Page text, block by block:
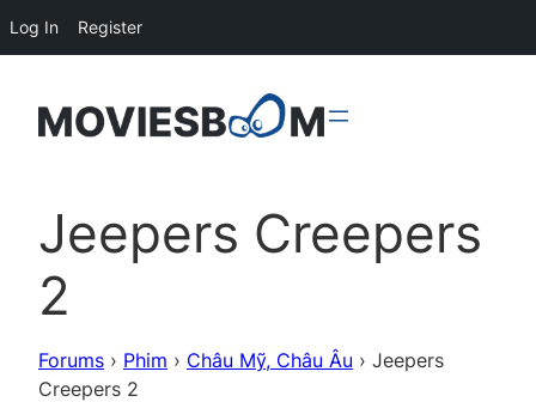
Jeepers Creepers
2
Forums › Phim › Châu Mỹ, Châu Âu › Jeepers
Creepers 2
Log In Register